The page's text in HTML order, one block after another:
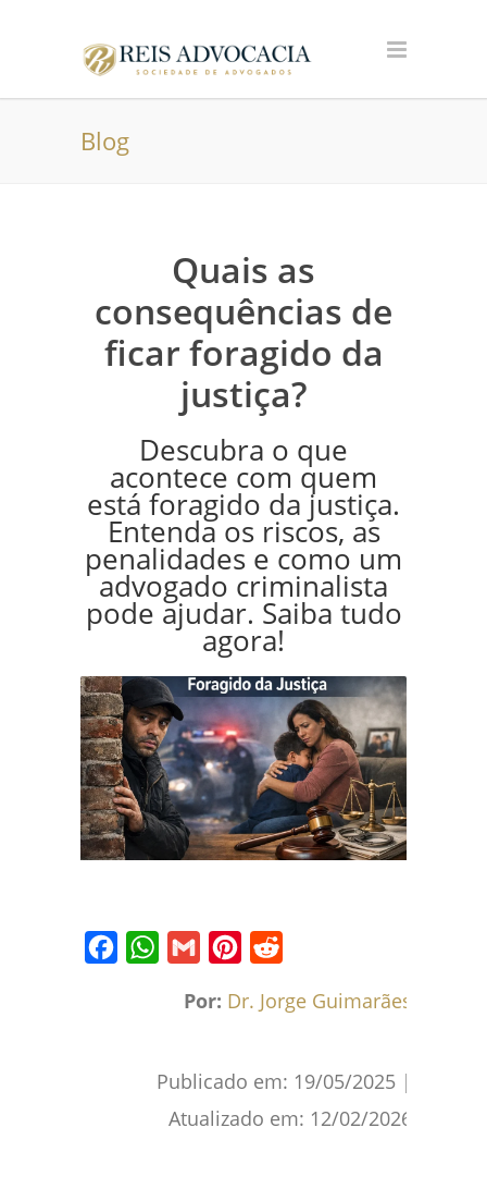
Blog
Quais as
consequências de
ficar foragido da
justiça?
Descubra o que
acontece com quem
está foragido da justiça.
Entenda os riscos, as
penalidades e como um
advogado criminalista
pode ajudar. Saiba tudo
agora!
Por: Dr. Jorge Guimarães
Publicado em: 19/05/2025 |
Atualizado em: 12/02/2026